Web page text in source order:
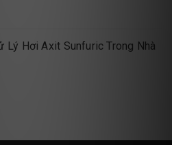
Lý Hơi Axit Sunfuric Trong Nhà